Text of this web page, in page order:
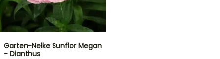
Garten-Nelke Sunflor Megan
- Dianthus